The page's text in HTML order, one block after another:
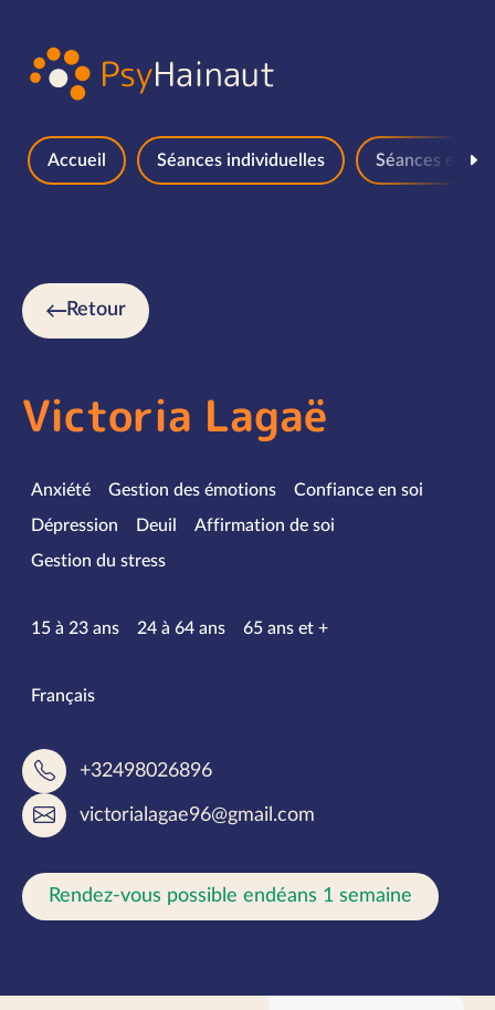
Accueil Séances individuelles Séances en
Retour
Victoria Lagaë
Spécialités
Anxiété Gestion des émotions
Confiance en soi
Dépression
Deuil
Affirmation de soi
Gestion du stress
Tranches d’âge
15 à 23 ans 24 à 64 ans 65 ans et +
Langues parlées
Français
+32498026896
victorialagae96@gmail.com
Rendez-vous possible endéans 1 semaine